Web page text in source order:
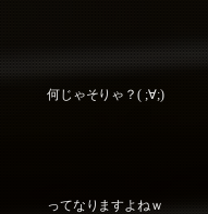
何じゃそりゃ？( ;∀;)
ってなりますよねｗ